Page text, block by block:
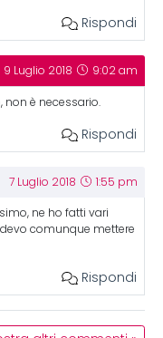
Rispondi
9 Luglio 2018 9:02 am
non è necessario.
Rispondi
7 Luglio 2018 1:55 pm
ne ho fatti vari
comunque mettere
Rispondi